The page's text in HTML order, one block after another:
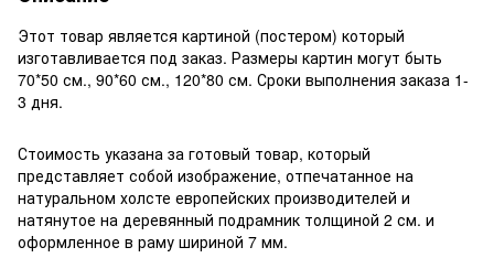
Этот товар является картиной (постером) который
изготавливается под заказ. Размеры картин могут быть
70*50 см., 90*60 см., 120*80 см. Сроки выполнения заказа 1-
3 дня.
Стоимость указана за готовый товар, который
представляет собой изображение, отпечатанное на
натуральном холсте европейских производителей и
натянутое на деревянный подрамник толщиной 2 см. и
оформленное в раму шириной 7 мм.